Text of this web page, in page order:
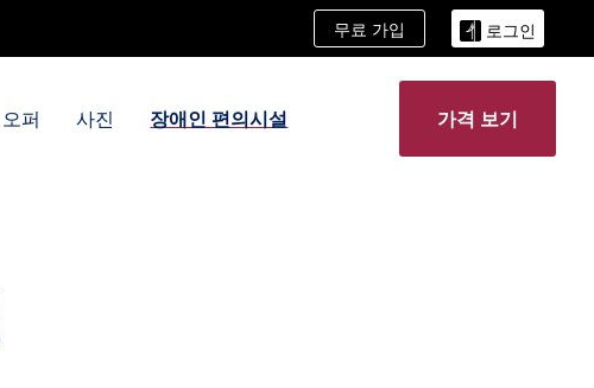
무료 가입 로그인
오퍼 사진 장애인 편의시설 가격 보기